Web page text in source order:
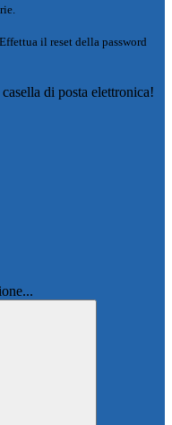
il reset della password
di posta elettronica!